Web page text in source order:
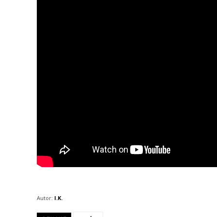
Autor: I.K.